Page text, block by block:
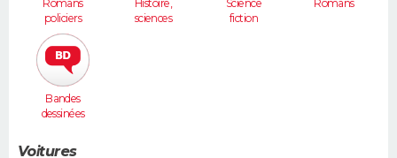
Romans
policiers
Histoire,
sciences
Science
fiction
Romans
Bandes
dessinées
Voitures